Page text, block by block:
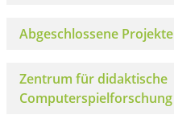
Abgeschlossene Projekte
Zentrum für didaktische
Computerspielforschung